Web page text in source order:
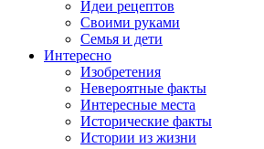
Идеи рецептов
Своими руками
Семья и дети
Интересно
Изобретения
Невероятные факты
Интересные места
Исторические факты
Истории из жизни